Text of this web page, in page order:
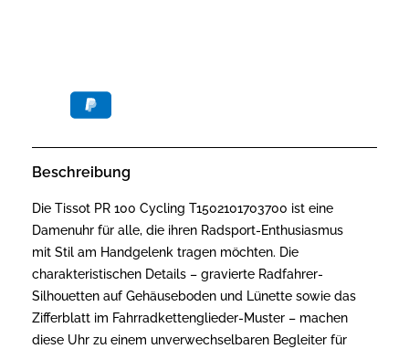
Beschreibung
Die Tissot PR 100 Cycling T1502101703700 ist eine
Damenuhr für alle, die ihren Radsport-Enthusiasmus
mit Stil am Handgelenk tragen möchten. Die
charakteristischen Details – gravierte Radfahrer-
Silhouetten auf Gehäuseboden und Lünette sowie das
Zifferblatt im Fahrradkettenglieder-Muster – machen
diese Uhr zu einem unverwechselbaren Begleiter für